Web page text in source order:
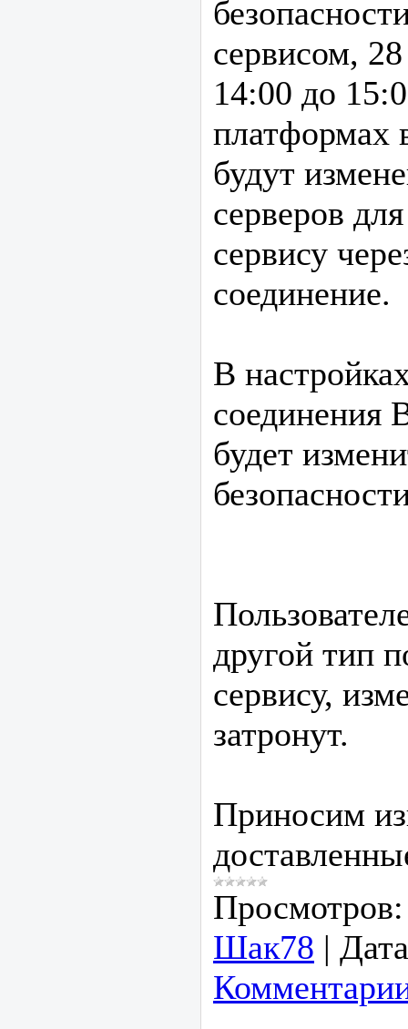
сервисом,
14:00 до
платформах
будут
серверов
сервису
соединение.
В
соединения
будет
другой тип
сервису,
затронут.
Приносим
Просмотров:
Шак78 |